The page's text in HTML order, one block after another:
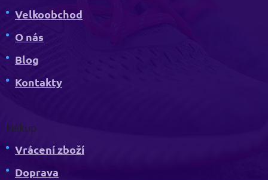
Velkoobchod
O nás
Blog
Kontakty
Nákup
Vrácení zboží
Doprava